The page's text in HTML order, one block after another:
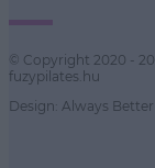
© Copyright 2020 -
fuzypilates.hu
Design: Always